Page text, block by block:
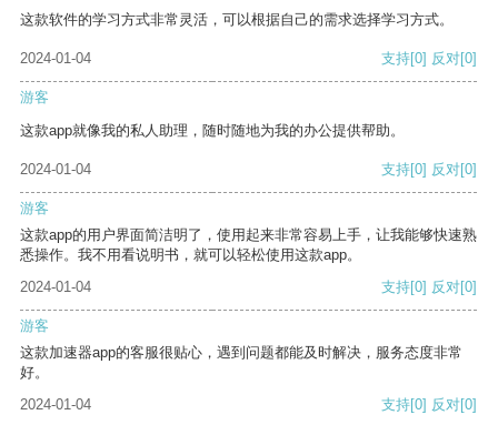
这款软件的学习方式非常灵活，可以根据自己的需求选择学习方式。
2024-01-04 支持[0] 反对[0]
游客
这款app就像我的私人助理，随时随地为我的办公提供帮助。
2024-01-04 支持[0] 反对[0]
游客
这款app的用户界面简洁明了，使用起来非常容易上手，让我能够快速熟
悉操作。我不用看说明书，就可以轻松使用这款app。
2024-01-04
支持[0] 反对[0]
游客
这款加速器app的客服很贴心，遇到问题都能及时解决，服务态度非常
好。
2024-01-04
支持[0] 反对[0]